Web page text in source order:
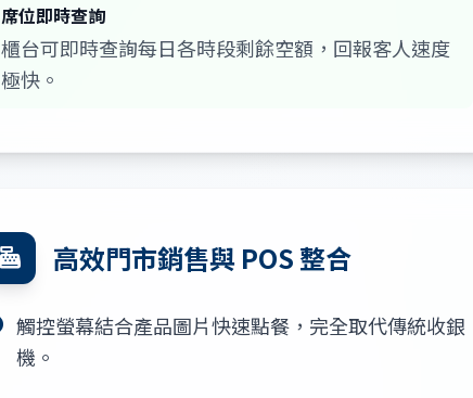
席位即時查詢
櫃台可即時查詢每日各時段剩餘空額，回報客人速度
極快。
高效門市銷售與 POS 整合
觸控螢幕結合產品圖片快速點餐，完全取代傳統收銀
機。